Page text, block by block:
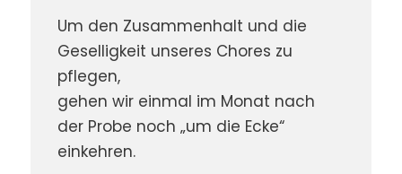
Um den Zusammenhalt und die
Geselligkeit unseres Chores zu
pflegen,
gehen wir einmal im Monat nach
der Probe noch „um die Ecke“
einkehren.